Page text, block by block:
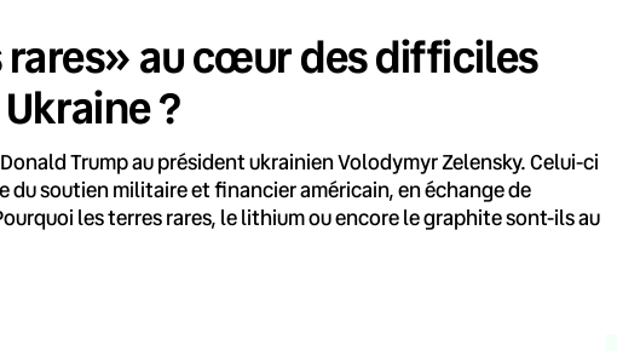
rares» au cœur des difficiles
?
Trump au président ukrainien Volodymyr Zelensky. Celui-ci
du soutien militaire et financier américain, en échange de
les terres rares, le lithium ou encore le graphite sont-ils au